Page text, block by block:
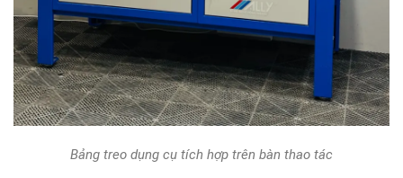
Bảng treo dụng cụ tích hợp trên bàn thao tác